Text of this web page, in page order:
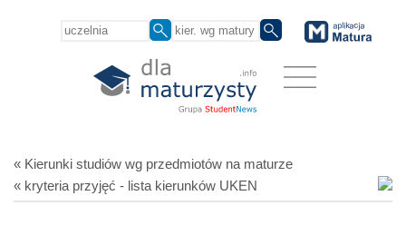
« Kierunki studiów wg przedmiotów na maturze
« kryteria przyjęć - lista kierunków UKEN